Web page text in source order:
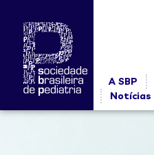
A SBP